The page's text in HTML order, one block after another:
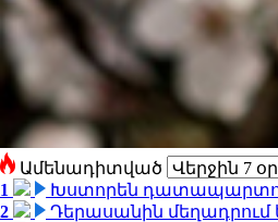
Ամենադիտված
1
Խստորեն դատապարտում
2
Դերասանին մեղադրում